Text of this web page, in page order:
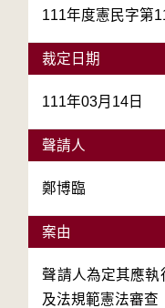
111年度憲民字第
裁定日期
111年03月14日
聲請人
鄭博臨
案由
聲請人為定其應執
及法規範憲法審查